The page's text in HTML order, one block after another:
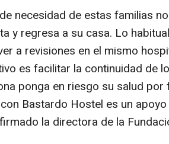
necesidad de estas familias
y regresa a su casa. Lo
a revisiones en el mismo
es facilitar la continuidad de
ponga en riesgo su salud
Bastardo Hostel es un
la directora de la